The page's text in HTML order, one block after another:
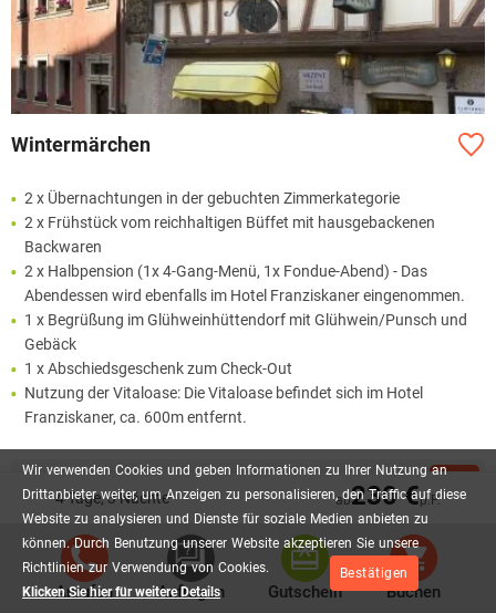
Wir verwenden Cookies und geben Informationen zu Ihrer Nutzung an
Drittanbieter weiter, um Anzeigen zu personalisieren, den Traffic auf diese
Website zu analysieren und Dienste für soziale Medien anbieten zu
können. Durch Benutzung unserer Website akzeptieren Sie unsere
Richtlinien zur Verwendung von Cookies.
Klicken Sie hier für weitere Details
Bestätigen
4 Tage, 3 Nächte ab230 €p.P.
Anrufen Anfragen Gutschein Buchen
Wintermärchen
2 x Übernachtungen in der gebuchten Zimmerkategorie
2 x Frühstück vom reichhaltigen Büffet mit hausgebackenen
Backwaren
2 x Halbpension (1x 4-Gang-Menü, 1x Fondue-Abend) - Das
Abendessen wird ebenfalls im Hotel Franziskaner eingenommen.
1 x Begrüßung im Glühweinhüttendorf mit Glühwein/Punsch und
Gebäck
1 x Abschiedsgeschenk zum Check-Out
Nutzung der Vitaloase: Die Vitaloase befindet sich im Hotel
Franziskaner, ca. 600m entfernt.
AB 194,00 €P.P.